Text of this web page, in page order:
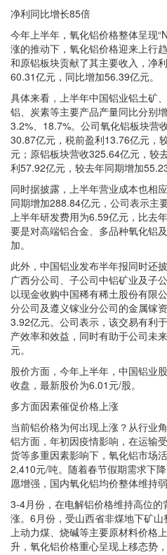
净利同比增长85倍
今年上半年，氧化铝价格整体呈现
涨的推动下，氧化铝价格迎来上行
和原铝板块贡献了其主要收入，净
60.31亿元，同比增加56.39亿元。
具体来看，上半年中国铝业铝土矿
铝、炭素等主要产品产量同比分别
3.2%、18.7%。公司氧化铝板块营
30.87亿元，税前盈利13.76亿元，
元；原铝板块营收325.64亿元，较
利57.92亿元，较去年同期增加55.23
同时据披露，上半年营业成本也相
同期增加288.84亿元，公司表示主
上半年研发费用为6.59亿元，比去
要是对高端铝合金、多品种氧化铝
加。
此外，中国铝业发布半年报同时还
广西分公司、子公司中铝矿业及子
以现金收购中国稀有稀土股份有限
分公司及遵义镓业分公司的金属镓
3.92亿元。公司表示，该交易有利
产效率和效益，同时有助于公司未
元。
股价方面，今年上半年，中国铝业
收盘，最新股价为6.01元/股。
多方面因素催促价格上涨
当前铝价格为何出现上涨？从行业
铝方面，年初因疫情影响，在运输
货等多重因素影响下，氧化铝市场
2,410元/吨。随着春节假期需求下
愿增强，国内氧化铝均价整体维持
3-4月份，在电解铝价格维持高位
涨。6月份，受山西省非煤地下矿
上动力煤、烧碱等主要原材料价格
升，氧化铝价格重心呈现上移态势